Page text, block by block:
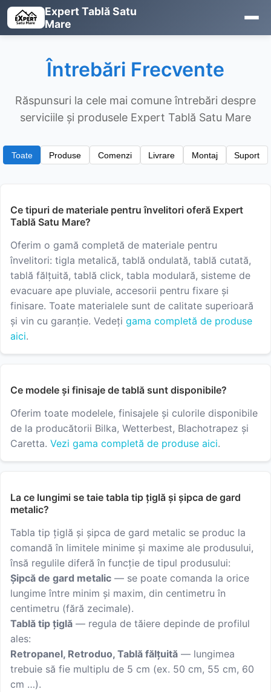
Expert Tablă Satu
Mare
Întrebări Frecvente
Răspunsuri la cele mai comune întrebări despre
serviciile și produsele Expert Tablă Satu Mare
Toate Produse Comenzi Livrare Montaj Suport
Ce tipuri de materiale pentru învelitori oferă Expert
Tablă Satu Mare?
Oferim o gamă completă de materiale pentru
învelitori: tigla metalică, tablă ondulată, tablă cutată,
tablă fălțuită, tablă click, tabla modulară, sisteme de
evacuare ape pluviale, accesorii pentru fixare și
finisare. Toate materialele sunt de calitate superioară
și vin cu garanție. Vedeți gama completă de produse
aici.
Ce modele și finisaje de tablă sunt disponibile?
Oferim toate modelele, finisajele și culorile disponibile
de la producătorii Bilka, Wetterbest, Blachotrapez și
Caretta. Vezi gama completă de produse aici.
La ce lungimi se taie tabla tip țiglă și șipca de gard
metalic?
Tabla tip țiglă și șipca de gard metalic se produc la
comandă în limitele minime și maxime ale produsului,
însă regulile diferă în funcție de tipul produsului:
Șipcă de gard metalic — se poate comanda la orice
lungime între minim și maxim, din centimetru în
centimetru (fără zecimale).
Tablă tip țiglă — regula de tăiere depinde de profilul
ales:
Retropanel, Retroduo, Tablă fălțuită — lungimea
trebuie să fie multiplu de 5 cm (ex. 50 cm, 55 cm, 60
cm …).